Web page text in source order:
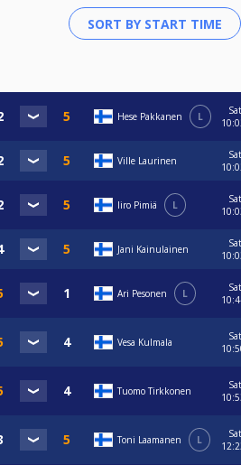
Hese Pakkanen L
Sat
Ville Laurinen
Sat
Iiro Pimiä L
Sat
Jani Kainulainen
Sat
Ari Pesonen L
Sat
Vesa Kulmala
Sat
Tuomo Tirkkonen
Sat
Toni Laamanen L
Sat